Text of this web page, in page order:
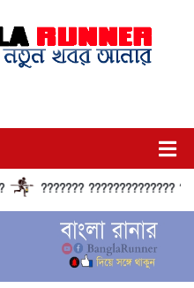
??????? ?????????????? ??????